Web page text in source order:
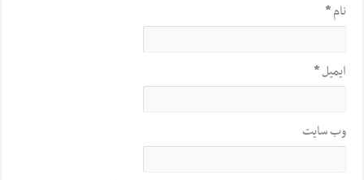
نام*
ایمیل*
وب‌ سایت